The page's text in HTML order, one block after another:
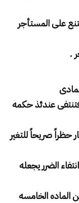
على المستأجر
.
عندئذ حكمه
حظراً صريحاً للتغير
الضرر يجعله
الماده الخامسه